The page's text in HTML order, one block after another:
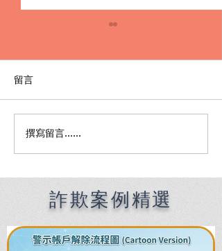
【專辦詐欺案律師】面交
車手案件如何成功爭取緩
留言
撰寫留言......
詐欺案例精選